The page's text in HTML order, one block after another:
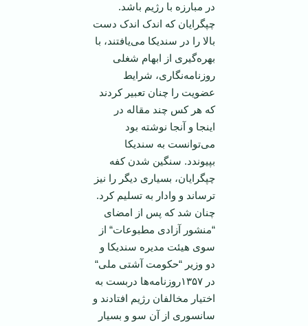
در مبارزه با رژیم باشد.
چپگرایان که اندک اندک دست
بالا را در سندیکا می‌یافتند، با
بهره‌گیری از ابهام شغلی
روزنامه‌نگاری، شرایط
عضویت را چنان تعبیر کردند
که هر کس چند مقاله در
‌اینجا و آنجا نوشته بود
می‌توانست به سندیکا
بپیوندد. سنگین شدن کفه
چپگرایان، بسیاری دیگر را نیز‌
ترساند و وادار به تسلیم کرد.
چنان شد که پس از امضای
“منشور آزادی مطبوعات“ از
سوی هیئت مدیره سندیکا و
دو وزیر “حکومت آشتی ملی“
در ۱۳۵۷روزنامه‌ها دربست به
اختیار مخالفان رژیم افتادند و
سانسوری از آن سو و بسیار